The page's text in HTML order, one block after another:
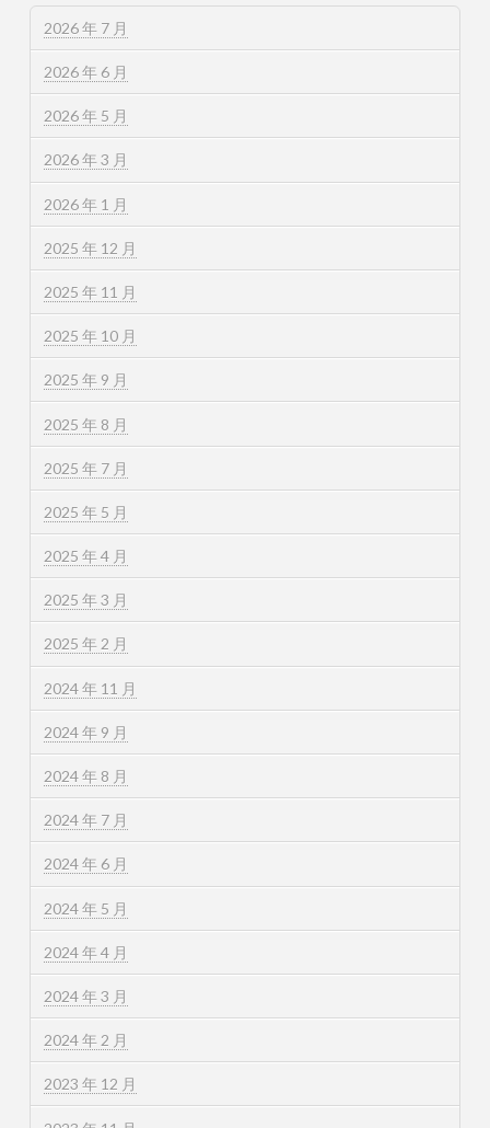
2026 年 7 月
2026 年 6 月
2026 年 5 月
2026 年 3 月
2026 年 1 月
2025 年 12 月
2025 年 11 月
2025 年 10 月
2025 年 9 月
2025 年 8 月
2025 年 7 月
2025 年 5 月
2025 年 4 月
2025 年 3 月
2025 年 2 月
2024 年 11 月
2024 年 9 月
2024 年 8 月
2024 年 7 月
2024 年 6 月
2024 年 5 月
2024 年 4 月
2024 年 3 月
2024 年 2 月
2023 年 12 月